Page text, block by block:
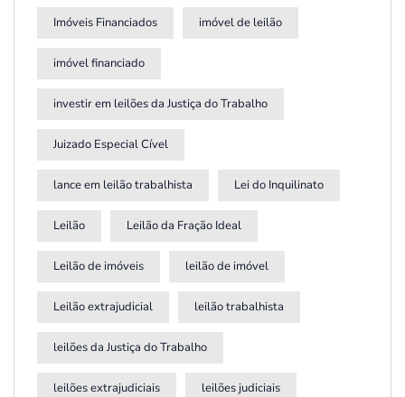
Imóveis Financiados imóvel de leilão
imóvel financiado
investir em leilões da Justiça do Trabalho
Juizado Especial Cível
lance em leilão trabalhista Lei do Inquilinato
Leilão Leilão da Fração Ideal
Leilão de imóveis leilão de imóvel
Leilão extrajudicial leilão trabalhista
leilões da Justiça do Trabalho
leilões extrajudiciais leilões judiciais